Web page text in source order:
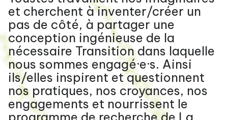
et cherchent à inventer/créer un
pas de côté, à partager une
conception ingénieuse de la
nécessaire Transition dans laquelle
nous sommes engagé·e·s. Ainsi
ils/elles inspirent et questionnent
nos pratiques, nos croyances, nos
engagements et nourrissent le